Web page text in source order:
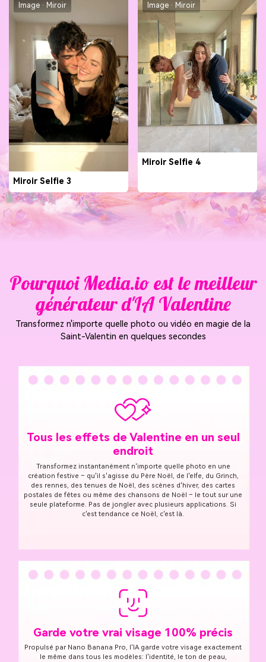
Image · Miroir
Miroir Selfie 3
Image · Miroir
Miroir Selfie 4
Pourquoi Media.io est le meilleur
générateur d'IA Valentine
Transformez n'importe quelle photo ou vidéo en magie de la
Saint-Valentin en quelques secondes
Tous les effets de Valentine en un seul
endroit
Transformez instantanément n'importe quelle photo en une
création festive – qu'il s'agisse du Père Noël, de l'elfe, du Grinch,
des rennes, des tenues de Noël, des scènes d'hiver, des cartes
postales de fêtes ou même des chansons de Noël – le tout sur une
seule plateforme. Pas de jongler avec plusieurs applications. Si
c'est tendance ce Noël, c'est là.
Garde votre vrai visage 100% précis
Propulsé par Nano Banana Pro, l'IA garde votre visage exactement
le même dans tous les modèles: l'identité, le ton de peau,